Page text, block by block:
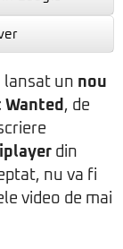
lansat un nou
Wanted , de
din
nu va fi
video de mai